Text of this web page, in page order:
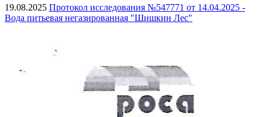
19.08.2025 Протокол исследования №547771 от 14.04.2025 -
Вода питьевая негазированная "Шишкин Лес"